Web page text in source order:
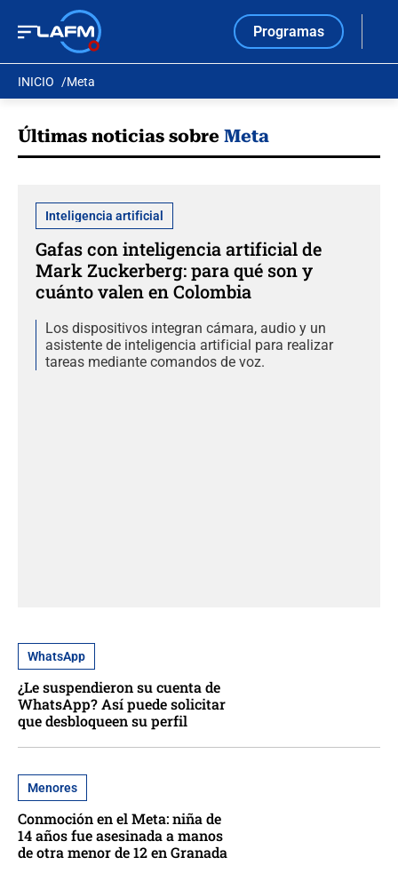
Programas
INICIO Meta
Últimas noticias sobre Meta
Inteligencia artificial
Gafas con inteligencia artificial de
Mark Zuckerberg: para qué son y
cuánto valen en Colombia
Los dispositivos integran cámara, audio y un
asistente de inteligencia artificial para realizar
tareas mediante comandos de voz.
WhatsApp
¿Le suspendieron su cuenta de
WhatsApp? Así puede solicitar
que desbloqueen su perfil
Menores
Conmoción en el Meta: niña de
14 años fue asesinada a manos
de otra menor de 12 en Granada